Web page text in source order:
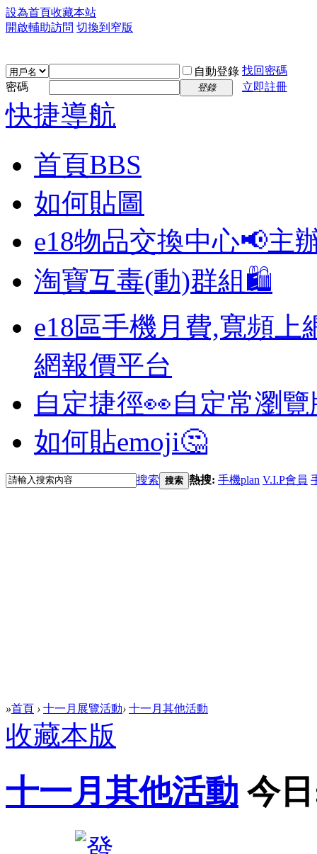
設為首頁收藏本站
開啟輔助訪問 切換到窄版
自動登錄 找回密碼
密碼
登錄 立即註冊
快捷導航
首頁BBS
如何貼圖
e18物品交換中心📢主
淘寶互毒(動)群組🛍️
e18區手機月費,寬頻上
網報價平台
自定捷徑👀自定常瀏
如何貼emoji🤔
搜索 搜索 熱搜: 手機plan V.I.P會員
»首頁 › 十一月展覽活動› 十一月其他活動
收藏本版
十一月其他活動 今